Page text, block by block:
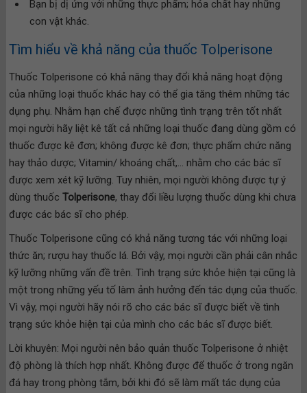
Bạn bị dị ứng với những thực phẩm; hóa chất hay những
con vật khác.
Tìm hiểu về khả năng của thuốc Tolperisone
Thuốc Tolperisone có khả năng thay đổi khả năng hoạt động
của những loại thuốc khác hay có thể gia tăng thêm những tác
dụng phụ. Nhằm hạn chế được những tình trạng trên tốt nhất
mọi người hãy liệt kê tất cả những loại thuốc đang dùng gồm có
thuốc được kê đơn; không được kê đơn; thực phẩm chức năng
hay thảo dược; Vitamin/ khoáng chất,… nhằm cho các bác sĩ
được xem xét kỹ lưỡng. Tuy nhiên, mọi người không được tự ý
dùng thuốcTolperisone, thay đổi liều lượng thuốc dùng khi chưa
được các bác sĩ cho phép.
Thuốc Tolperisone cũng có khả năng tương tác với những loại
thức ăn; rượu hay thuốc lá. Bởi vậy, mọi người cần phải cân nhắc
kỹ lưỡng những vấn đề trên. Tình trạng sức khỏe hiện tại cũng là
một trong những yếu tố làm ảnh hưởng đến tác dụng của thuốc.
Vì vậy, mọi người hãy nói rõ cho các bác sĩ được biết về tình
trạng sức khỏe hiện tại của mình cho các bác sĩ được biết.
Lời khuyên: Mọi người nên bảo quản thuốc Tolperisone ở nhiệt
độ phòng là thích hợp nhất. Không được để thuốc ở trong ngăn
đá hay trong phòng tắm, bởi khi đó sẽ làm mất tác dụng của